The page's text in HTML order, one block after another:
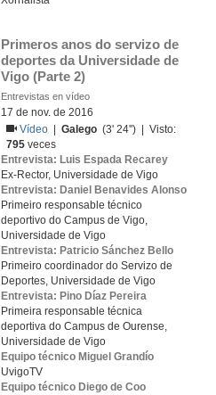
Primeros anos do servizo de
deportes da Universidade de
Vigo (Parte 2)
Entrevistas en vídeo
17 de nov. de 2016
Vídeo
|Galego (3' 24'') | Visto:
795 veces
Entrevista: Luis Espada Recarey
Ex-Rector, Universidade de Vigo
Entrevista: Daniel Benavides Alonso
Primeiro responsable técnico
deportivo do Campus de Vigo,
Universidade de Vigo
Entrevista: Patricio Sánchez Bello
Primeiro coordinador do Servizo de
Deportes, Universidade de Vigo
Entrevista: Pino Díaz Pereira
Primeira responsable técnica
deportiva do Campus de Ourense,
Universidade de Vigo
Equipo técnico Miguel Grandío
UvigoTV
Equipo técnico Diego de Coo